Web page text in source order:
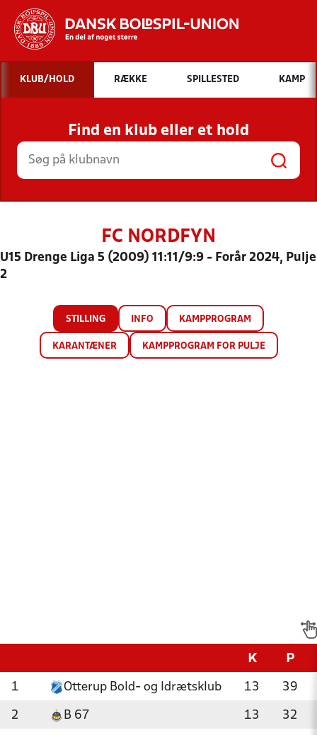
Hvad vil du søge efter?
INDHOLD OG NYHEDER
STILLINGER, RESULTATER, KLUBBER OG
HOLD
KLUB/HOLD RÆKKE SPILLESTED KAMP
Find en klub eller et hold
FC NORDFYN
U15 Drenge Liga 5 (2009) 11:11/9:9 - Forår 2024, Pulje
2
STILLING INFO KAMPPROGRAM
KARANTÆNER KAMPPROGRAM FOR PULJE
K P
1 Otterup Bold- og Idrætsklub 13 39
2 B 67 13 32